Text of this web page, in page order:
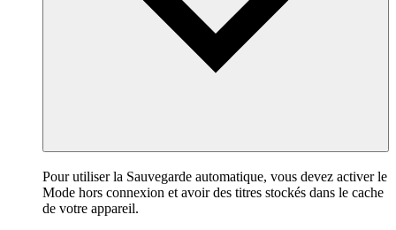
Pour utiliser la Sauvegarde automatique, vous devez activer le
Mode hors connexion et avoir des titres stockés dans le cache
de votre appareil.